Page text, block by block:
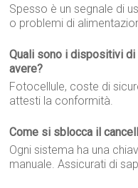
Spesso è un segnale di
o problemi di
Quali sono i dispositivi
avere?
Fotocellule, coste di
attesti la conformità.
Come si sblocca il
Ogni sistema ha una
manuale. Assicurati di